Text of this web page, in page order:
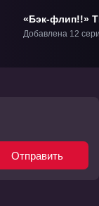
«Бэк-флип!!»
Добавлена 12
Отправить